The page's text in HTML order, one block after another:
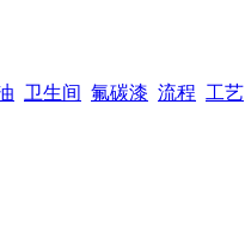
卫生间 氟碳漆 流程 工艺